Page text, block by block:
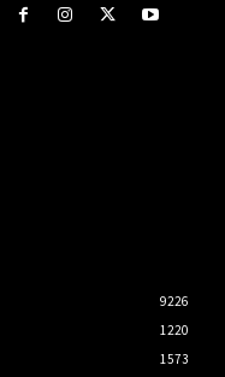
9226
1220
1573